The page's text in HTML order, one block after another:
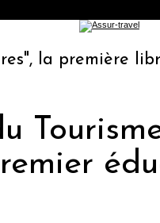
la première